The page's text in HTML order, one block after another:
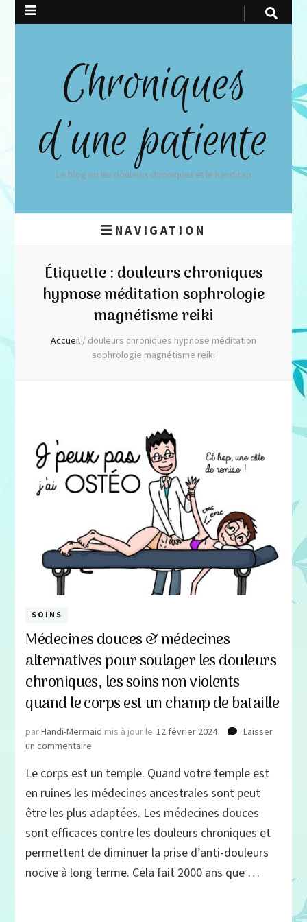
Chroniques
d'une patiente
Le blog sur les douleurs chroniques et le handicap
NAVIGATION
Étiquette :douleurs chroniques
hypnose méditation sophrologie
magnétisme reiki
Accueil/ douleurs chroniques hypnose méditation
sophrologie magnétisme reiki
SOINS
Médecines douces & médecines
alternatives pour soulager les douleurs
chroniques, les soins non violents
quand le corps est un champ de bataille
parHandi-Mermaid mis à jour le 12 février 2024
Laisser
un commentaire
douces
&
alternatives
pour
soulager
les
douleurs
Le corps est un temple. Quand votre temple est
en ruines les médecines ancestrales sont peut
être les plus adaptées. Les médecines douces
sont efficaces contre les douleurs chroniques et
permettent de diminuer la prise d’anti-douleurs
nocive à long terme. Cela fait 2000 ans que …